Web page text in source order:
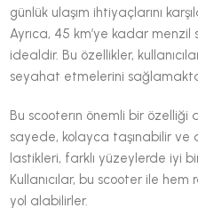
günlük ulaşım ihtiyaçlarını
Ayrıca, 45 km’ye kadar menzil
idealdir. Bu özellikler,
seyahat etmelerini
Bu scooterın önemli bir özelliği
sayede, kolayca taşınabilir ve
lastikleri, farklı yüzeylerde iyi
Kullanıcılar, bu scooter ile
yol alabilirler.